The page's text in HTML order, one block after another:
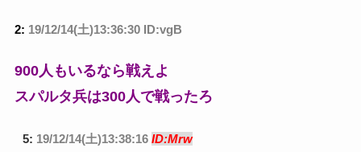
2: 19/12/14(土)13:36:30 ID:vgB
900人もいるなら戦えよ
スパルタ兵は300人で戦ったろ
5: 19/12/14(土)13:38:16 ID:Mrw